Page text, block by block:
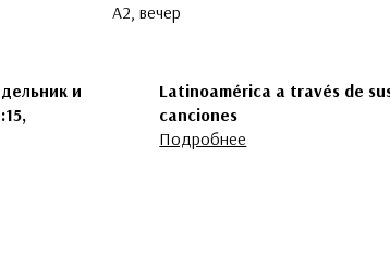
A2, вечер
и
Latinoamérica a través de
canciones
Подробнее